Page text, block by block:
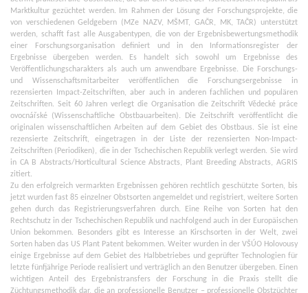
Marktkultur gezüchtet werden. Im Rahmen der Lösung der Forschungsprojekte, die
von verschiedenen Geldgebern (MZe NAZV, MŠMT, GAČR, MK, TAČR) unterstützt
werden, schafft fast alle Ausgabentypen, die von der Ergebnisbewertungsmethodik
einer Forschungsorganisation definiert und in den Informationsregister der
Ergebnisse übergeben werden. Es handelt sich sowohl um Ergebnisse des
Veröffentlichungscharakters als auch um anwendbare Ergebnisse. Die Forschungs-
und Wissenschaftsmitarbeiter veröffentlichen die Forschungsergebnisse in
rezensierten Impact-Zeitschriften, aber auch in anderen fachlichen und populären
Zeitschriften. Seit 60 Jahren verlegt die Organisation die Zeitschrift Vědecké práce
ovocnářské (Wissenschaftliche Obstbauarbeiten). Die Zeitschrift veröffentlicht die
originalen wissenschaftlichen Arbeiten auf dem Gebiet des Obstbaus. Sie ist eine
rezensierte Zeitschrift, eingetragen in der Liste der rezensierten Non-Impact-
Zeitschriften (Periodiken), die in der Tschechischen Republik verlegt werden. Sie wird
in CA B Abstracts/Horticultural Science Abstracts, Plant Breeding Abstracts, AGRIS
zitiert.
Zu den erfolgreich vermarkten Ergebnissen gehören rechtlich geschützte Sorten, bis
jetzt wurden fast 85 einzelner Obstsorten angemeldet und registriert, weitere Sorten
gehen durch das Registrierungsverfahren durch. Eine Reihe von Sorten hat den
Rechtschutz in der Tschechischen Republik und nachfolgend auch in der Europäischen
Union bekommen. Besonders gibt es Interesse an Kirschsorten in der Welt, zwei
Sorten haben das US Plant Patent bekommen. Weiter wurden in der VŠÚO Holovousy
einige Ergebnisse auf dem Gebiet des Halbbetriebes und geprüfter Technologien für
letzte fünfjährige Periode realisiert und verträglich an den Benutzer übergeben. Einen
wichtigen Anteil des Ergebnistransfers der Forschung in die Praxis stellt die
Züchtungsmethodik dar, die an professionelle Benutzer – professionelle Obstzüchter